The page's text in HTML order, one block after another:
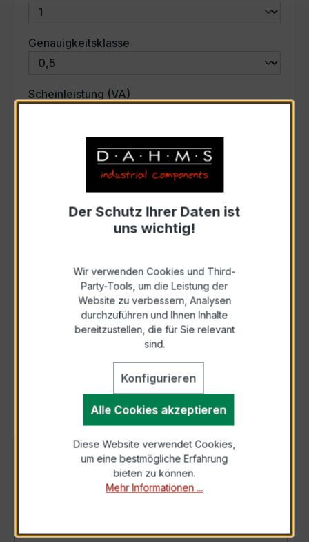
Genauigkeitsklasse
Scheinleistung (VA)
Auswahl zurücksetzen
31229
Zur Sammelanfrage hinzufügen
Anfrage telefonisch
Als PDF exportieren
BESCHREIBUNG
Der Wickelstromwandler WSK 40 15/1A 10VA
Kl.0,5 ist ein kompakter, hochpräziser
Der Schutz Ihrer Daten ist
uns wichtig!
Wir verwenden Cookies und Third-
Party-Tools, um die Leistung der
Website zu verbessern, Analysen
durchzuführen und Ihnen Inhalte
bereitzustellen, die für Sie relevant
sind.
Konfigurieren
Alle Cookies akzeptieren
Diese Website verwendet Cookies,
um eine bestmögliche Erfahrung
bieten zu können.
Mehr Informationen ...